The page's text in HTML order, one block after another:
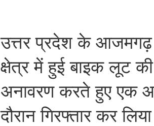
उत्तर प्रदेश के आजमगढ़
क्षेत्र में हुई बाइक लूट
अनावरण करते हुए एक
दौरान गिरफ्तार कर